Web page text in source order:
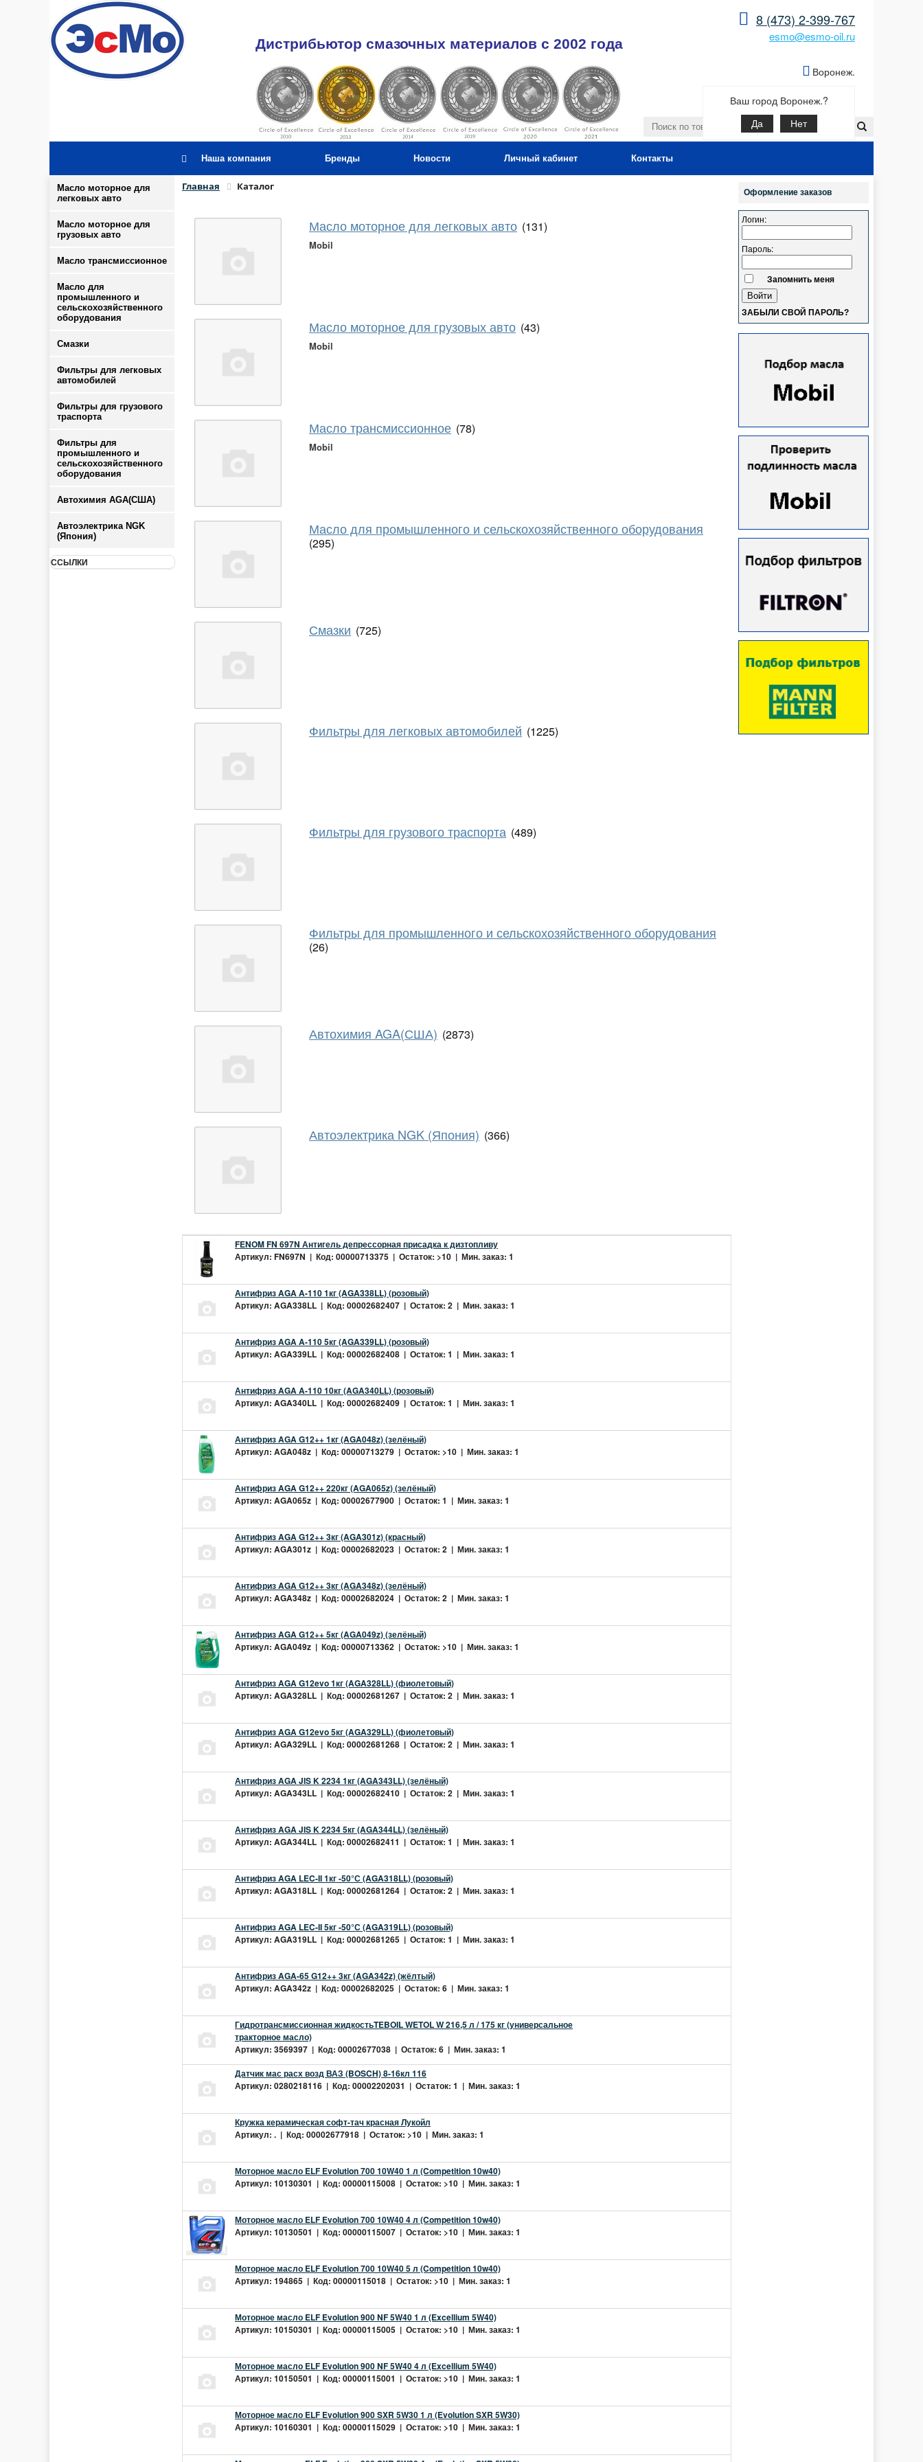
8 (473) 2-399-767
esmo@esmo-oil.ru
Дистрибьютор смазочных материалов c 2002 года
Воронеж.
Ваш город Воронеж.?
Да Нет
Наша компания Бренды Новости Личный кабинет Контакты
Масло моторное для
легковых авто
Масло моторное для
грузовых авто
Масло трансмиссионное
Масло для
промышленного и
сельскохозяйственного
оборудования
Смазки
Фильтры для легковых
автомобилей
Фильтры для грузового
траспорта
Фильтры для
промышленного и
сельскохозяйственного
оборудования
Автохимия AGA(США)
Автоэлектрика NGK
(Япония)
ССЫЛКИ
Главная Каталог
Масло моторное для легковых авто (131)
Mobil
Масло моторное для грузовых авто (43)
Mobil
Масло трансмиссионное (78)
Mobil
Масло для промышленного и сельскохозяйственного оборудования
(295)
Смазки (725)
Фильтры для легковых автомобилей (1225)
Фильтры для грузового траспорта (489)
Фильтры для промышленного и сельскохозяйственного оборудования
(26)
Автохимия AGA(США) (2873)
Автоэлектрика NGK (Япония) (366)
FENOM FN 697N Антигель депрессорная присадка к дизтопливу
Артикул: FN697N | Код: 00000713375 | Остаток: >10 | Мин. заказ: 1
Антифриз AGA A-110 1кг (AGA338LL) (розовый)
Артикул: AGA338LL | Код: 00002682407 | Остаток: 2 | Мин. заказ: 1
Антифриз AGA A-110 5кг (AGA339LL) (розовый)
Артикул: AGA339LL | Код: 00002682408 | Остаток: 1 | Мин. заказ: 1
Антифриз AGA A-110 10кг (AGA340LL) (розовый)
Артикул: AGA340LL | Код: 00002682409 | Остаток: 1 | Мин. заказ: 1
Антифриз AGA G12++ 1кг (AGA048z) (зелёный)
Артикул: AGA048z | Код: 00000713279 | Остаток: >10 | Мин. заказ: 1
Антифриз AGA G12++ 220кг (AGA065z) (зелёный)
Артикул: AGA065z | Код: 00002677900 | Остаток: 1 | Мин. заказ: 1
Антифриз AGA G12++ 3кг (AGA301z) (красный)
Артикул: AGA301z | Код: 00002682023 | Остаток: 2 | Мин. заказ: 1
Антифриз AGA G12++ 3кг (AGA348z) (зелёный)
Артикул: AGA348z | Код: 00002682024 | Остаток: 2 | Мин. заказ: 1
Антифриз AGA G12++ 5кг (AGA049z) (зелёный)
Артикул: AGA049z | Код: 00000713362 | Остаток: >10 | Мин. заказ: 1
Антифриз AGA G12evo 1кг (AGA328LL) (фиолетовый)
Артикул: AGA328LL | Код: 00002681267 | Остаток: 2 | Мин. заказ: 1
Антифриз AGA G12evo 5кг (AGA329LL) (фиолетовый)
Артикул: AGA329LL | Код: 00002681268 | Остаток: 2 | Мин. заказ: 1
Антифриз AGA JIS K 2234 1кг (AGA343LL) (зелёный)
Артикул: AGA343LL | Код: 00002682410 | Остаток: 2 | Мин. заказ: 1
Антифриз AGA JIS K 2234 5кг (AGA344LL) (зелёный)
Артикул: AGA344LL | Код: 00002682411 | Остаток: 1 | Мин. заказ: 1
Антифриз AGA LEC-II 1кг -50°С (AGA318LL) (розовый)
Артикул: AGA318LL | Код: 00002681264 | Остаток: 2 | Мин. заказ: 1
Антифриз AGA LEC-II 5кг -50°С (AGA319LL) (розовый)
Артикул: AGA319LL | Код: 00002681265 | Остаток: 1 | Мин. заказ: 1
Антифриз AGA-65 G12++ 3кг (AGA342z) (жёлтый)
Артикул: AGA342z | Код: 00002682025 | Остаток: 6 | Мин. заказ: 1
Гидротрансмиссионная жидкостьTEBOIL WETOL W 216,5 л / 175 кг (универсальное
тракторное масло)
Артикул: 3569397 | Код: 00002677038 | Остаток: 6 | Мин. заказ: 1
Датчик мас расх возд ВАЗ (BOSCH) 8-16кл 116
Артикул: 0280218116 | Код: 00002202031 | Остаток: 1 | Мин. заказ: 1
Кружка керамическая софт-тач красная Лукойл
Артикул: . | Код: 00002677918 | Остаток: >10 | Мин. заказ: 1
Моторное масло ELF Evolution 700 10W40 1 л (Competition 10w40)
Артикул: 10130301 | Код: 00000115008 | Остаток: >10 | Мин. заказ: 1
Моторное масло ELF Evolution 700 10W40 4 л (Competition 10w40)
Артикул: 10130501 | Код: 00000115007 | Остаток: >10 | Мин. заказ: 1
Моторное масло ELF Evolution 700 10W40 5 л (Competition 10w40)
Артикул: 194865 | Код: 00000115018 | Остаток: >10 | Мин. заказ: 1
Моторное масло ELF Evolution 900 NF 5W40 1 л (Excellium 5W40)
Артикул: 10150301 | Код: 00000115005 | Остаток: >10 | Мин. заказ: 1
Моторное масло ELF Evolution 900 NF 5W40 4 л (Excellium 5W40)
Артикул: 10150501 | Код: 00000115001 | Остаток: >10 | Мин. заказ: 1
Моторное масло ELF Evolution 900 SXR 5W30 1 л (Evolution SXR 5W30)
Артикул: 10160301 | Код: 00000115029 | Остаток: >10 | Мин. заказ: 1
Оформление заказов
Логин:
Пароль:
Запомнить меня
ЗАБЫЛИ СВОЙ ПАРОЛЬ?